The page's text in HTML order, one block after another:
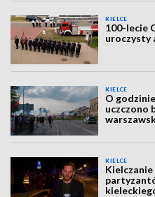
KIELCE
100-lecie
uroczysty
KIELCE
O
uczczono
KIELCE